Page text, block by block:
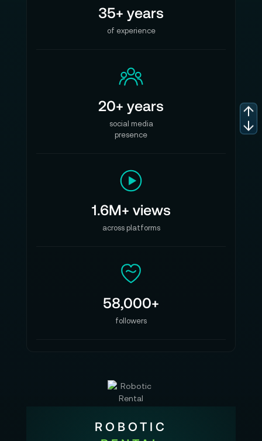
35+ years
of experience
20+ years
social media
presence
1.6M+ views
across platforms
58,000+
followers
ROBOTIC